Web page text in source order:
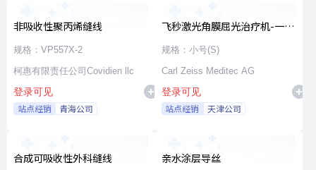
非吸收性聚丙烯缝线
规格：VP557X-2
柯惠有限责任公司Covidien llc
登录可见
站点经销 青海公司
飞秒激光角膜屈光治疗机-一次
性使用无菌治疗包
规格：小号(S)
Carl Zeiss Meditec AG
登录可见
站点经销 天津公司
合成可吸收性外科缝线 亲水涂层导丝